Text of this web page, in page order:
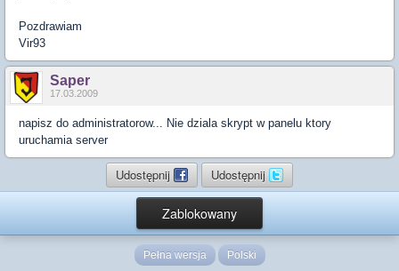
Pozdrawiam
Vir93
Saper
17.03.2009
napisz do administratorow... Nie dziala skrypt w panelu ktory
uruchamia server
Udostępnij Udostępnij
Zablokowany
Pełna wersja Polski